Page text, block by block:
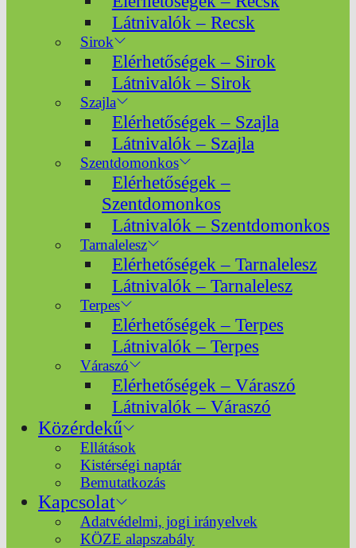
Látnivalók – Recsk
Sirok
Elérhetőségek – Sirok
Látnivalók – Sirok
Szajla
Elérhetőségek – Szajla
Látnivalók – Szajla
Szentdomonkos
Elérhetőségek –
Szentdomonkos
Látnivalók – Szentdomonkos
Tarnalelesz
Elérhetőségek – Tarnalelesz
Látnivalók – Tarnalelesz
Terpes
Elérhetőségek – Terpes
Látnivalók – Terpes
Váraszó
Elérhetőségek – Váraszó
Látnivalók – Váraszó
Közérdekű
Ellátások
Kistérségi naptár
Bemutatkozás
Kapcsolat
Adatvédelmi, jogi irányelvek
KÖZE alapszabály